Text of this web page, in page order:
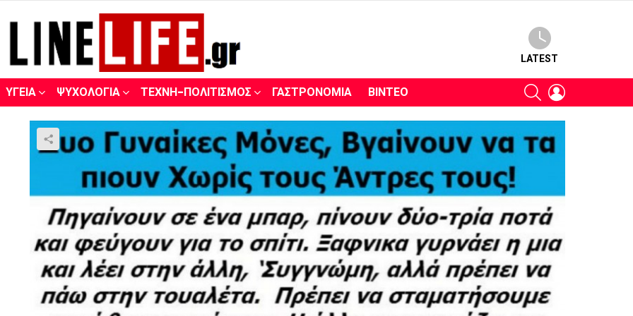
LATEST
ΥΓΕΊΑ ΨΥΧΟΛΟΓΊΑ ΤΈΧΝΗ-ΠΟΛΙΤΙΣΜΌΣ ΓΑΣΤΡΟΝΟΜΊΑ ΒΊΝΤΕΟ SEARCH